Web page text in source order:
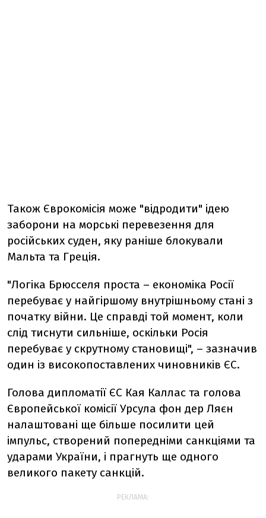
Також Єврокомісія може "відродити" ідею
заборони на морські перевезення для
російських суден, яку раніше блокували
Мальта та Греція.
"Логіка Брюсселя проста – економіка Росії
перебуває у найгіршому внутрішньому стані з
початку війни. Це справді той момент, коли
слід тиснути сильніше, оскільки Росія
перебуває у скрутному становищі", – зазначив
один із високопоставлених чиновників ЄС.
Голова дипломатії ЄС Кая Каллас та голова
Європейської комісії Урсула фон дер Ляєн
налаштовані ще більше посилити цей
імпульс, створений попередніми санкціями та
ударами України, і прагнуть ще одного
великого пакету санкцій.
РЕКЛАМА: